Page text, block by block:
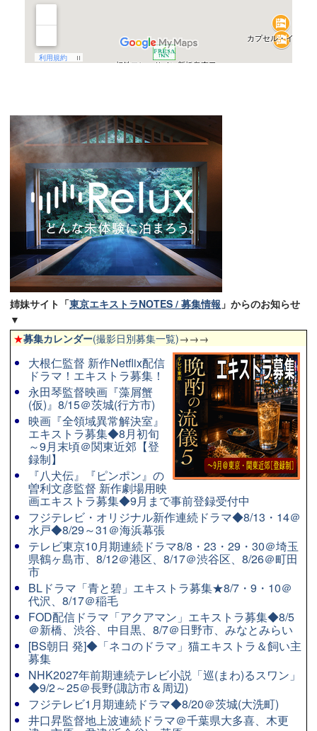
姉妹サイト「東京エキストラNOTES / 募集情報 」からのお知らせ
▼
★募集カレンダー(撮影日別募集一覧)→→→
大根仁監督 新作Netflix配信
ドラマ！エキストラ募集！
永田琴監督映画『藻屑蟹
(仮)』8/15＠茨城(行方市)
映画『全領域異常解決室』
エキストラ募集◆8月初旬
～9月末頃＠関東近郊【登
録制】
『八犬伝』『ピンポン』の
曽利文彦監督 新作劇場用映
画エキストラ募集◆9月まで事前登録受付中
フジテレビ・オリジナル新作連続ドラマ◆8/13・14＠
水戸◆8/29～31＠海浜幕張
テレビ東京10月期連続ドラマ8/8・23・29・30＠埼玉
県鶴ヶ島市、8/12＠港区、8/17＠渋谷区、8/26＠町田
市
BLドラマ「青と碧」エキストラ募集★8/7・9・10＠
代沢、8/17＠稲毛
FOD配信ドラマ「アクアマン」エキストラ募集◆8/5
＠新橋、渋谷、中目黒、8/7＠日野市、みなとみらい
[BS朝日 発]◆「ネコのドラマ」猫エキストラ＆飼い主
募集
NHK2027年前期連続テレビ小説「巡(まわ)るスワン」
◆9/2～25＠長野(諏訪市＆周辺)
フジテレビ1月期連続ドラマ◆8/20＠茨城(大洗町)
井口昇監督地上波連続ドラマ＠千葉県大多喜、木更